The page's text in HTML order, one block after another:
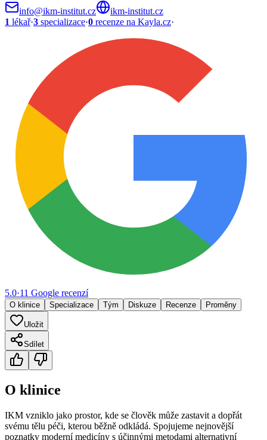
info@ikm-institut.cz
ikm-institut.cz
1 lékař·3 specializace·0 recenze na Kayla.cz·
5.0·11 Google recenzí
O klinice Specializace Tým Diskuze Recenze Proměny
Uložit
Sdílet
O klinice
IKM vzniklo jako prostor, kde se člověk může zastavit a dopřát
svému tělu péči, kterou běžně odkládá. Spojujeme nejnovější
poznatky moderní medicíny s účinnými metodami alternativní